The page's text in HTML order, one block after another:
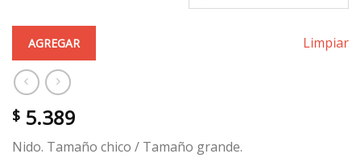
AGREGAR Limpiar
$ 5.389
Nido. Tamaño chico / Tamaño grande.